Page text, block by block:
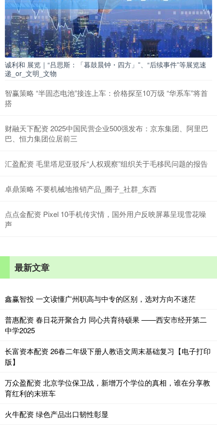
诚利和 展览｜“吕思斯：「暮鼓晨钟・四方」”、“后续事件”等展览速
递_or_文明_文物
智赢策略 “半固态电池”接连上车：价格探至10万级 “华系车”将首
搭
财融天下配资 2025中国民营企业500强发布：京东集团、阿里巴
巴、恒力集团位居前三
汇盈配资 毛里塔尼亚驳斥“人权观察”组织关于毛移民问题的报告
卓鼎策略 不要机械地推销产品_圈子_社群_东西
点点金配资 Pixel 10手机传灾情，国外用户反映屏幕呈现雪花噪
声
最新文章
鑫赢智投 一文读懂广州职高与中专的区别，选对方向不迷茫
普惠配资 春日花开聚合力 同心共育待硕果 ——西安市经开第二
中学2025
长富资本配资 26春二年级下册人教语文周末基础复习【电子打印
版】
万众盈配资 北京学位保卫战，新增万个学位的真相，谁在分享教
育红利的末班车
火牛配资 绿色产品出口韧性彰显